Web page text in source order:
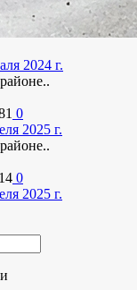
2024 г.
0
2025 г.
0
2025 г.